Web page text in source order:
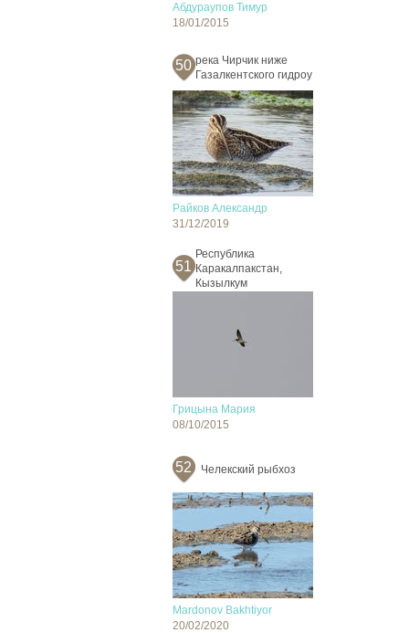
Абдураупов Тимур
18/01/2015
50 река Чирчик ниже
Газалкентского гидроу
Райков Александр
31/12/2019
51
Республика
Каракалпакстан,
Кызылкум
Грицына Мария
08/10/2015
52 Челекский рыбхоз
Mardonov Bakhtiyor
20/02/2020